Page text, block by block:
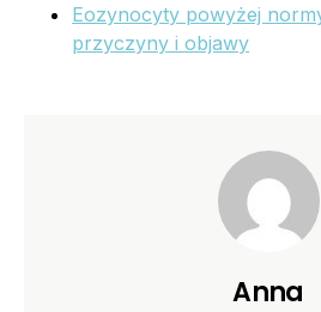
Eozynocyty powyżej
przyczyny i objawy
Anna